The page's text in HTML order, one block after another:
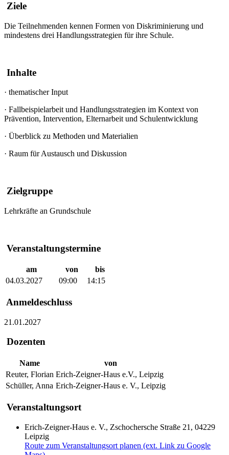
Ziele
Die Teilnehmenden kennen Formen von Diskriminierung und
mindestens drei Handlungsstrategien für ihre Schule.
Inhalte
· thematischer Input
· Fallbeispielarbeit und Handlungsstrategien im Kontext von
Prävention, Intervention, Elternarbeit und Schulentwicklung
· Überblick zu Methoden und Materialien
· Raum für Austausch und Diskussion
Zielgruppe
Lehrkräfte an Grundschule
Veranstaltungstermine
am von
bis
04.03.2027
09:00 14:15
Anmeldeschluss
21.01.2027
Dozenten
Name
von
Reuter, Florian Erich-Zeigner-Haus e.V., Leipzig
Schüller, Anna Erich-Zeigner-Haus e. V., Leipzig
Veranstaltungsort
Erich-Zeigner-Haus e. V., Zschochersche Straße 21, 04229
Leipzig
Route zum Veranstaltungsort planen (ext. Link zu Google